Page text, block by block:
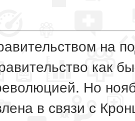
на
как
Но
в связи с